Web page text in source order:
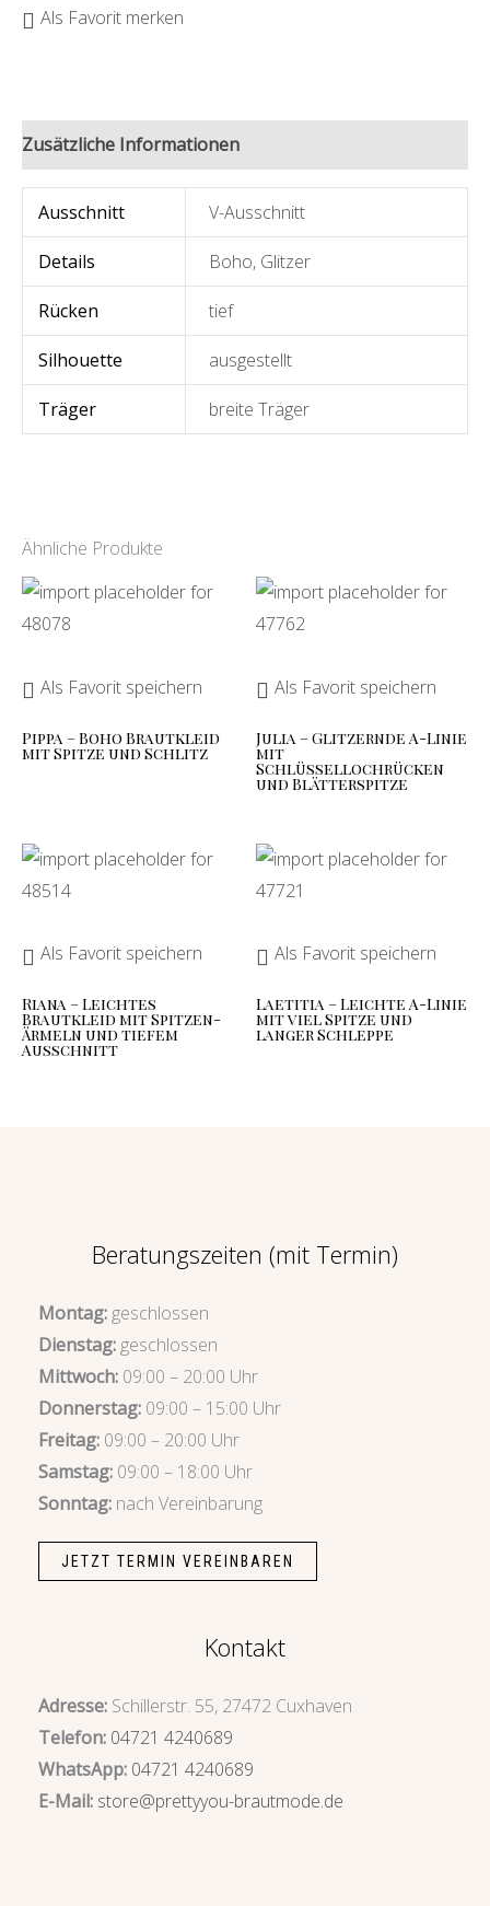
Als Favorit merken
Zusätzliche Informationen
Ausschnitt V-Ausschnitt
Details Boho, Glitzer
Rücken tief
Silhouette ausgestellt
Träger breite Träger
Ähnliche Produkte
Als Favorit speichern
Pippa – Boho Brautkleid
mit Spitze und Schlitz
Als Favorit speichern
Julia – Glitzernde A-Linie
mit
Schlüssellochrücken
und Blätterspitze
Als Favorit speichern
Riana – Leichtes
Brautkleid mit Spitzen-
Ärmeln und tiefem
Ausschnitt
Als Favorit speichern
Laetitia – Leichte A-Linie
mit viel Spitze und
langer Schleppe
Beratungszeiten (mit Termin)
Montag:geschlossen
Dienstag:geschlossen
Mittwoch: 09:00 – 20:00 Uhr
Donnerstag: 09:00 – 15:00 Uhr
Freitag: 09:00 – 20:00 Uhr
Samstag: 09:00 – 18:00 Uhr
Sonntag: nach Vereinbarung
JETZT TERMIN VEREINBAREN
Kontakt
Adresse: Schillerstr. 55, 27472 Cuxhaven
Telefon: 04721 4240689
WhatsApp: 04721 4240689
E-Mail: store@prettyyou-brautmode.de